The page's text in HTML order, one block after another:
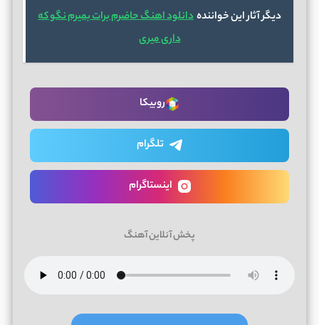
دیگر آثار این خوانندهدانلود اهنگ حاضرم برات بمیرم نگو که
داری میری
روبیکا
تلگرام
اینستاگرام
پخش آنلاین آهنگ